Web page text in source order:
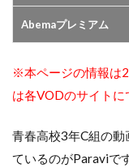
Abemaプレミアム
※本ページの情報は
は各VODのサイトに
青春高校3年C組の
ているのがParaviで